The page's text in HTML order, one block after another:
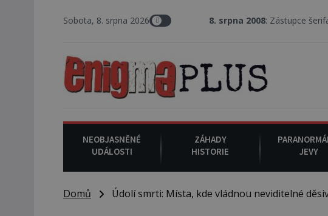
Sobota, 8. srpna 20268. srpna 2008 : Zástupce šerifa v texaském
NEOBJASNĚNÉ
UDÁLOSTI
ZÁHADY
HISTORIE
JEVY
Domů Údolí smrti: Místa, kde vládnou neviditelné